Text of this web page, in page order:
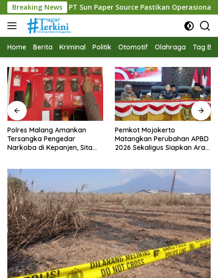
Langsung
ke
konten
Breaking News
Sun Paper Source Pastikan Operasional Berjalan Normal
Home Berita Kriminal Politik Otomotif Olahraga Tag
Polres Malang Amankan
Tersangka Pengedar
Narkoba di Kepanjen, Sita
Pemkot Mojokerto
Matangkan Perubahan APBD
2026 Sekaligus Siapkan Arah